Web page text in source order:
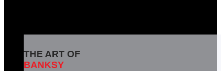
THE ART OF
BANKSY